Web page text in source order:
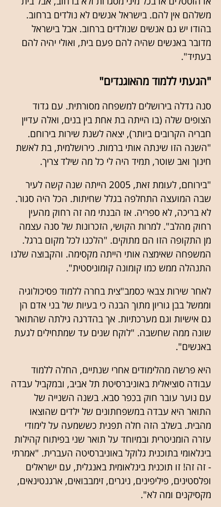
משלהם אין להם. בישראל אנשים לא נולדים ברחוב.
בהודו יש גם אנשים שנולדים ברחוב. אבל בישראל
מדובר באנשים שהיה להם פעם בית, ואולי יהיה להם
בעתיד".
"הגעתי ללמוד מהאוגנדים"
סנה גדלה בירושלים למשפחה מסורתית. עם גדוד
הצופים שלה (בו הייתה בת אחת בין בנים, ואלה עדיין
חבריה הקרובים ביותר), יצאה לשנת שירות בירוחם.
"השנה הזו שינתה אותי ברמות. כירושלמית, בת לאשת
חינוך ואב שוטר, תמיד היה לי כל מה שילד צריך.
"בירוחם, לעומת זאת, 2005 הייתה שנה קשה לעיר
שבה המועצה התחלפה בגלל שחיתות. הכל היה סגור.
לא בריכה, לא ספריה. אז הבנתי מה זה רחוק מהעין
רחוק מהלב". למרות הקושי, הזכרונות של סנה עצמה
מן התקופה הזו הם מתוקים. "הלכנו לכל מקום ברגל.
המשפחה שאימצה אותי הייתה מקסימה. והקבוצה שלנו
התנהלה ממש כמו קומונה קומוניסטית".
לאחר שירות צבאי כסמב"צית בחרה ללמוד פסיכולוגיה
וממשל בבן גוריון מתוך הבנה כי בעיות של בני אדם הן
גם אישיות וגם מערכתיות. אך בהדרגה גילתה שהתואר
שונה ממה שחשבה. "לוקח שנים עד שמתחילים לגעת
באנשים".
היא פרשה מהלימודים אחרי שנתיים, החלה ללמוד
עבודה סוציאלית באוניברסיטת תל אביב, ובמקביל עבדה
עם נוער עובר חוק בכפר סבא. בשנה השנייה של
התואר היא עבדה במשפחתונים של ילדים שהוצאו
מהבית. בשלב הזה חלה תפנית כששמעה על לימודי
עזרה הומניטרית ובמיוחד על תואר שני בפיתוח קהילות
בינלאומי בתוכנית גלוקל באוניברסיטה העברית. "אמרתי
- זה זה! זו תוכנית בינלאומית באנגלית, עם ישראלים
ופלסטינים, פיליפינים, ניגרים, זימבבואים, ארגנטינאים,
מקסיקנים ומה לא".